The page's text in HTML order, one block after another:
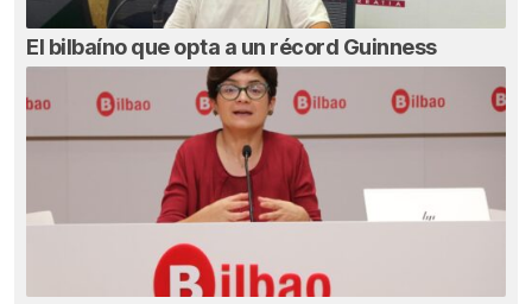
El bilbaíno que opta a un récord Guinness